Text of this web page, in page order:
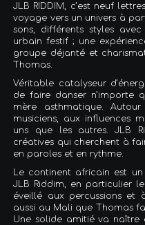
JLB RIDDIM, c’est neuf
voyage vers un univers à
sons, différents styles
urbain festif ; une
groupe déjanté et
Thomas.
Véritable catalyseur
de faire danser n’importe
mère asthmatique.
musiciens, aux influences
uns que les autres. JLB
créatives qui cherchent à
en paroles et en rythme.
Le continent africain est
JLB Riddim, en particulier
éveillé aux percussions et
aussi au Mali que Thomas
Une solide amitié va naître